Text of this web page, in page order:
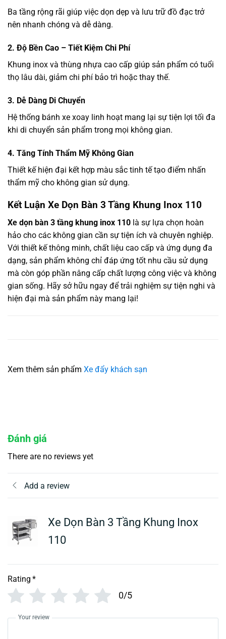
Ba tầng rộng rãi giúp việc dọn dẹp và lưu trữ đồ đạc trở
nên nhanh chóng và dễ dàng.
2. Độ Bền Cao – Tiết Kiệm Chi Phí
Khung inox và thùng nhựa cao cấp giúp sản phẩm có tuổi
thọ lâu dài, giảm chi phí bảo trì hoặc thay thế.
3. Dễ Dàng Di Chuyển
Hệ thống bánh xe xoay linh hoạt mang lại sự tiện lợi tối đa
khi di chuyển sản phẩm trong mọi không gian.
4. Tăng Tính Thẩm Mỹ Không Gian
Thiết kế hiện đại kết hợp màu sắc tinh tế tạo điểm nhấn
thẩm mỹ cho không gian sử dụng.
Kết Luận Xe Dọn Bàn 3 Tầng Khung Inox 110
Xe dọn bàn 3 tầng khung inox 110 là sự lựa chọn hoàn
hảo cho các không gian cần sự tiện ích và chuyên nghiệp.
Với thiết kế thông minh, chất liệu cao cấp và ứng dụng đa
dạng, sản phẩm không chỉ đáp ứng tốt nhu cầu sử dụng
mà còn góp phần nâng cấp chất lượng công việc và không
gian sống. Hãy sở hữu ngay để trải nghiệm sự tiện nghi và
hiện đại mà sản phẩm này mang lại!
Xem thêm sản phẩm Xe đẩy khách sạn
Đánh giá
There are no reviews yet
Add a review
Xe Dọn Bàn 3 Tầng Khung Inox
110
Rating *
0/5
Your review